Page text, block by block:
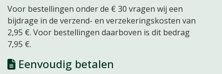
Voor bestellingen onder de € 30 vragen wij een
bijdrage in de verzend- en verzekeringskosten van
2,95 €. Voor bestellingen daarboven is dit bedrag
7,95 €.
Eenvoudig betalen